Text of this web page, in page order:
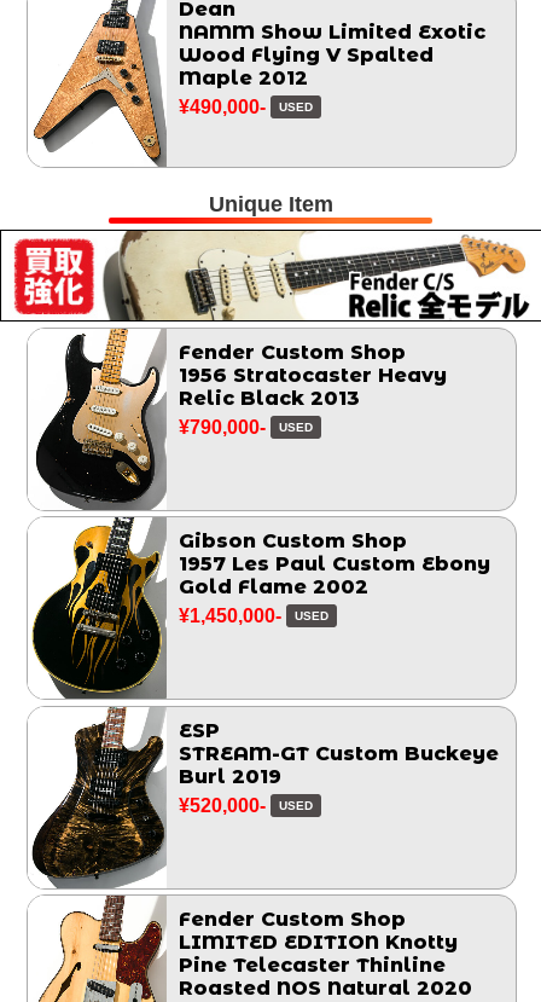
Dean
NAMM Show Limited Exotic
Wood Flying V Spalted
Maple 2012
¥490,000- USED
Unique Item
Fender Custom Shop
1956 Stratocaster Heavy
Relic Black 2013
¥790,000- USED
Gibson Custom Shop
1957 Les Paul Custom Ebony
Gold Flame 2002
¥1,450,000- USED
ESP
STREAM-GT Custom Buckeye
Burl 2019
¥520,000- USED
Fender Custom Shop
LIMITED EDITION Knotty
Pine Telecaster Thinline
Roasted NOS Natural 2020